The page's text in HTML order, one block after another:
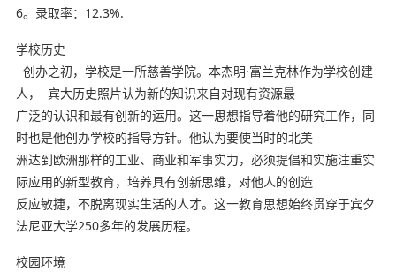
6。录取率：12.3%.
学校历史
创办之初，学校是一所慈善学院。本杰明·富兰克林作为学校创建
人， 宾大历史照片认为新的知识来自对现有资源最
广泛的认识和最有创新的运用。这一思想指导着他的研究工作，同
时也是他创办学校的指导方针。他认为要使当时的北美
洲达到欧洲那样的工业、商业和军事实力，必须提倡和实施注重实
际应用的新型教育，培养具有创新思维，对他人的创造
反应敏捷，不脱离现实生活的人才。这一教育思想始终贯穿于宾夕
法尼亚大学250多年的发展历程。
校园环境